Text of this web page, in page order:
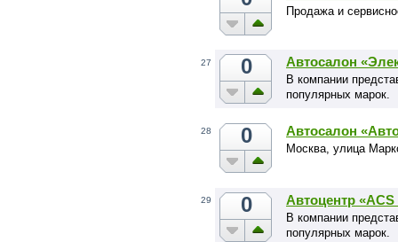
Продажа и
27 0 Автосалон
В компании
популярных марок.
28 0 Автосалон
Москва, улица
29 0 Автоцентр
В компании
популярных марок.